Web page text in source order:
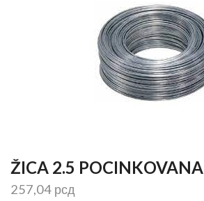
ŽICA 2.5 POCINKOVANA
257,04 рсд